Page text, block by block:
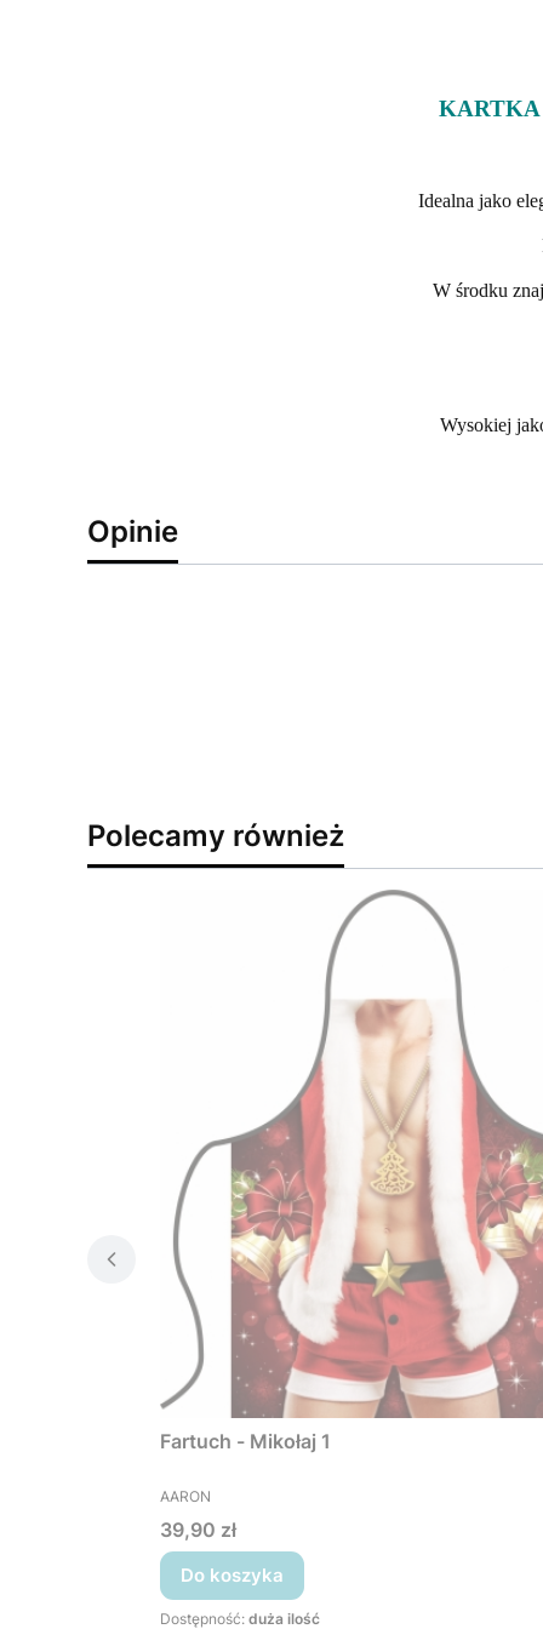
KARTKA
Idealna jako
W środku
Wysokiej
Opinie
Polecamy również
Fartuch - Mikołaj 1
PRODUCENT
AARON
Cena
39,90 zł
Do koszyka
Dostępność: duża ilość